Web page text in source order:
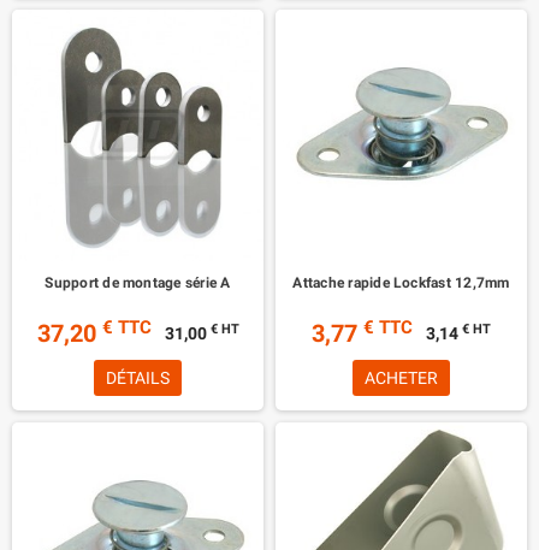
Support de montage série A
37,20 € TTC 31,00 € HT
DÉTAILS
Attache rapide Lockfast 12,7mm
3,77 € TTC 3,14 € HT
ACHETER